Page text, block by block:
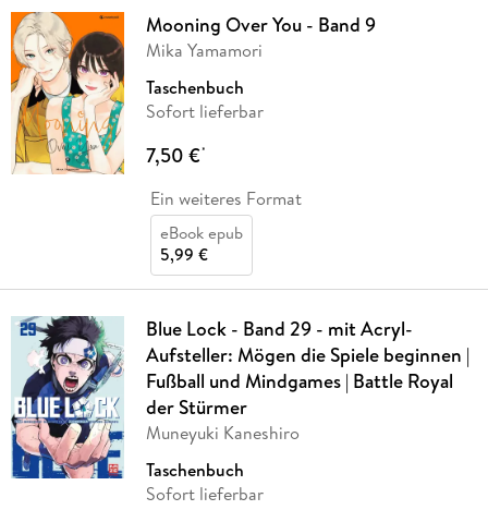
Mooning Over You - Band 9
Mika Yamamori
Taschenbuch
Sofort lieferbar
7,50 €*
Ein weiteres Format
eBook epub
5,99 €
Blue Lock - Band 29 - mit Acryl-
Aufsteller: Mögen die Spiele beginnen |
Fußball und Mindgames | Battle Royal
der Stürmer
Muneyuki Kaneshiro
Taschenbuch
Sofort lieferbar